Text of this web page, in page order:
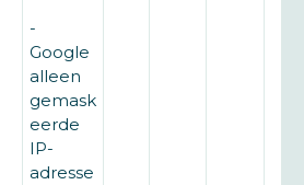
-
Google
alleen
gemask
eerde
IP-
adresse